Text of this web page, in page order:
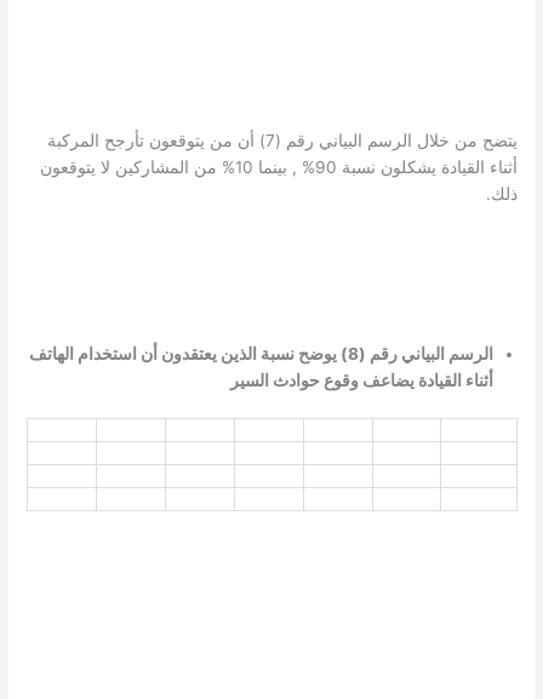
يتضح من خلال الرسم البياني رقم (7) أن من يتوقعون تأرجح المركبة
أثناء القيادة يشكلون نسبة 90% , بينما 10% من المشاركين لا يتوقعون
ذلك.
الرسم البياني رقم (8) يوضح نسبة الذين يعتقدون أن استخدام الهاتف
أثناء القيادة يضاعف وقوع حوادث السير